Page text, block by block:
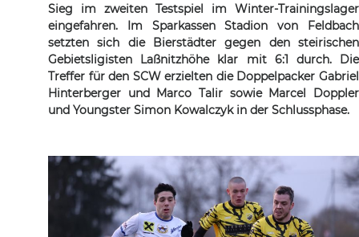
Sieg im zweiten Testspiel im Winter-Trainingslager
eingefahren. Im Sparkassen Stadion von Feldbach
setzten sich die Bierstädter gegen den steirischen
Gebietsligisten Laßnitzhöhe klar mit 6:1 durch. Die
Treffer für den SCW erzielten die Doppelpacker Gabriel
Hinterberger und Marco Talir sowie Marcel Doppler
und Youngster Simon Kowalczyk in der Schlussphase.